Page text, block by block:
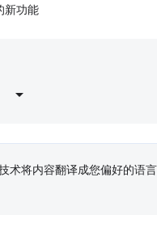
新功能
术将内容翻译成您偏好的语